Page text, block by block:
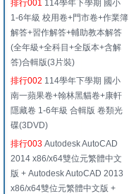
排行001 114學年下學期 國小
1-6年級 校用卷+門市卷+作業簿
解答+習作解答+輔助教本解答
(全年級+全科目+全版本+含解
答)合輯版(3片裝)
排行002 114學年下學期 國小
南一蘋果卷+翰林黑貓卷+康軒
隱藏卷 1-6年級 合輯版 卷類光
碟(3DVD)
排行003 Autodesk AutoCAD
2014 x86/x64雙位元繁體中文
版 + Autodesk AutoCAD 2013
x86/x64雙位元繁體中文版 +